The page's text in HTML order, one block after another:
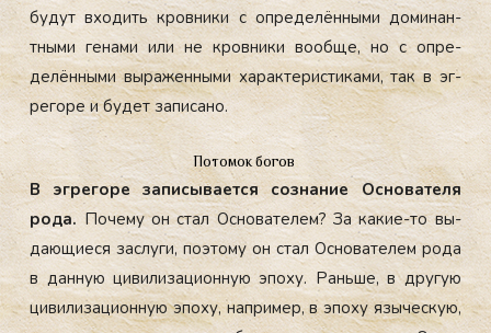
бу­дут вхо­дить кров­ни­ки с оп­ре­делён­ны­ми до­минан­
тны­ми ге­нами или не кров­ни­ки во­об­ще, но с оп­ре­
делён­ны­ми вы­ражен­ны­ми ха­рак­те­рис­ти­ками, так в эг­
ре­горе и бу­дет за­писа­но.
Потомок богов
В эг­ре­горе за­писы­ва­ет­ся соз­на­ние Ос­но­вате­ля
ро­да.По­чему он стал Ос­но­вате­лем? За ка­кие-то вы­
да­ющи­еся зас­лу­ги, по­это­му он стал Ос­но­вате­лем ро­да
в дан­ную ци­вили­заци­он­ную эпо­ху. Рань­ше, в дру­гую
ци­вили­заци­он­ную эпо­ху, нап­ри­мер, в эпо­ху язы­чес­кую,